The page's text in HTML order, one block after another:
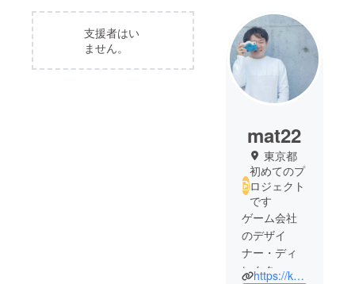
支援者はい
ません。
mat22
東京都
初めてのプ
ロジェクト
です
ゲーム会社
のデザイ
ナー・ディ
レクター https://katakoto.tokyo